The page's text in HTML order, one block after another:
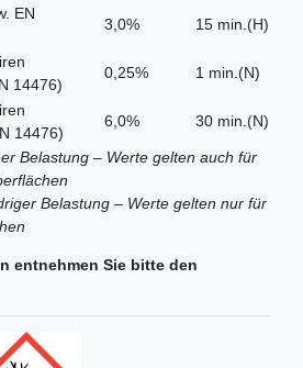
EN
3,0% 15 min.(H)
14476)
0,25% 1 min.(N)
14476)
6,0% 30 min.(N)
Belastung – Werte gelten auch für
Belastung – Werte gelten nur für
entnehmen Sie bitte den